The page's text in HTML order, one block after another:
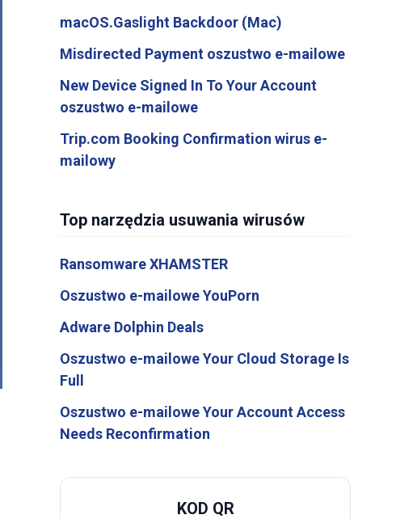
macOS.Gaslight Backdoor (Mac)
Misdirected Payment oszustwo e-mailowe
New Device Signed In To Your Account
oszustwo e-mailowe
Trip.com Booking Confirmation wirus e-
mailowy
Top narzędzia usuwania wirusów
Ransomware XHAMSTER
Oszustwo e-mailowe YouPorn
Adware Dolphin Deals
Oszustwo e-mailowe Your Cloud Storage Is
Full
Oszustwo e-mailowe Your Account Access
Needs Reconfirmation
KOD QR